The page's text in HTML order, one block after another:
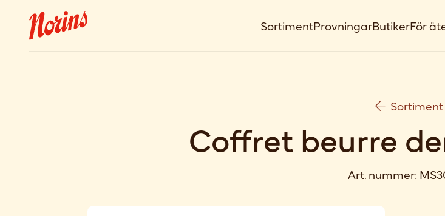
SortimentProvningarButikerFör
Sortiment
Coffret beurre
Art. nummer: